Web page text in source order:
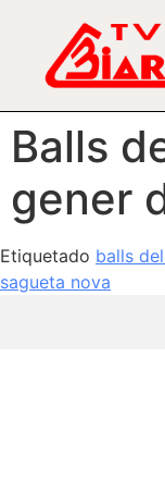
Balls
gener
Etiquetado balls
sagueta nova